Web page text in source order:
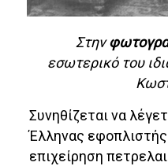
Στην
εσωτερικό του
Συνηθίζεται να
Έλληνας
επιχείρηση